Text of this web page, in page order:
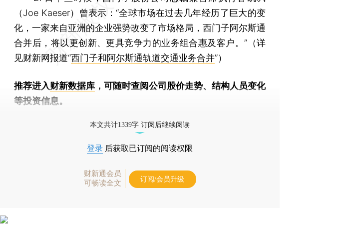
（Joe Kaeser）曾表示：“全球市场在过去几年经历了巨大的变
化，一家来自亚洲的企业强势改变了市场格局，西门子阿尔斯通
合并后，将以更创新、更具竞争力的业务组合惠及客户。”（详
见财新网报道“西门子和阿尔斯通轨道交通业务合并”）
推荐进入财新数据库 ，可随时查阅公司股价走势、结构人员变化
等投资信息。
本文共计1339字 订阅后继续阅读
登录 后获取已订阅的阅读权限
财新通会员
可畅读全文
订阅/会员升级